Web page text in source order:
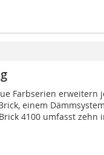
Farbserien erweitern
einem
4100 umfasst